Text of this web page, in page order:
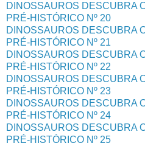
DINOSSAUROS DESCUBRA
PRÉ-HISTÓRICO Nº 20
DINOSSAUROS DESCUBRA
PRÉ-HISTÓRICO Nº 21
DINOSSAUROS DESCUBRA
PRÉ-HISTÓRICO Nº 22
DINOSSAUROS DESCUBRA
PRÉ-HISTÓRICO Nº 23
DINOSSAUROS DESCUBRA
PRÉ-HISTÓRICO Nº 24
DINOSSAUROS DESCUBRA
PRÉ-HISTÓRICO Nº 25